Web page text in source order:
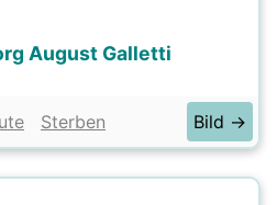
August Galletti
Sterben Bild →